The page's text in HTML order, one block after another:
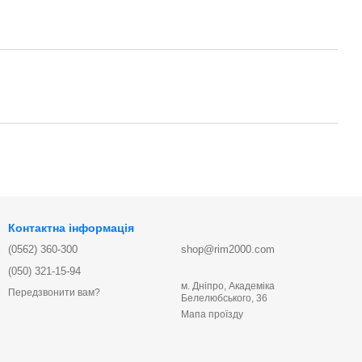
Контактна інформація
(0562) 360-300
(050) 321-15-94
Передзвонити вам?
shop@rim2000.com
м. Дніпро, Академіка
Белелюбського, 36
Мапа проїзду